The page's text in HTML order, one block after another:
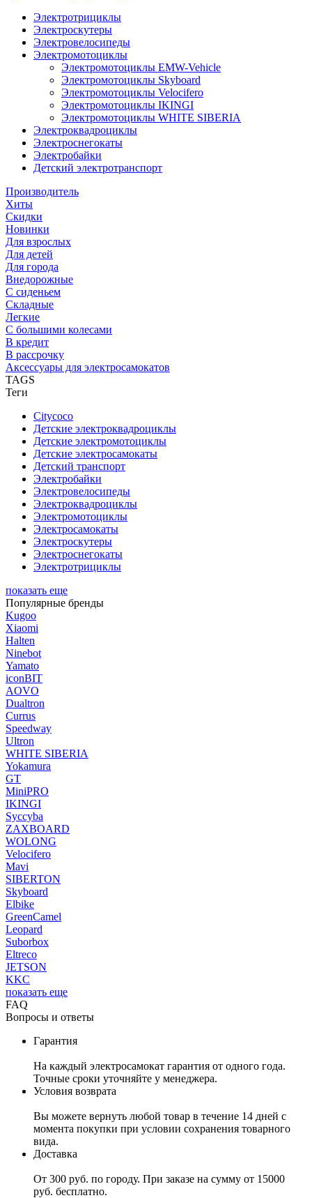
Электротрициклы
Электроскутеры
Электровелосипеды
Электромотоциклы
Электромотоциклы EMW-Vehicle
Электромотоциклы Skyboard
Электромотоциклы Velocifero
Электромотоциклы IKINGI
Электромотоциклы WHITE SIBERIA
Электроквадроциклы
Электроснегокаты
Электробайки
Детский электротранспорт
Производитель
Хиты
Скидки
Новинки
Для взрослых
Для детей
Для города
Внедорожные
С сиденьем
Складные
Легкие
С большими колесами
В кредит
В рассрочку
Аксессуары для электросамокатов
TAGS
Теги
Citycoco
Детские электроквадроциклы
Детские электромотоциклы
Детские электросамокаты
Детский транспорт
Электробайки
Электровелосипеды
Электроквадроциклы
Электромотоциклы
Электросамокаты
Электроскутеры
Электроснегокаты
Электротрициклы
показать еще
Популярные бренды
Kugoo
Xiaomi
Halten
Ninebot
Yamato
iconBIT
AOVO
Dualtron
Currus
Speedway
Ultron
WHITE SIBERIA
Yokamura
GT
MiniPRO
IKINGI
Syccyba
ZAXBOARD
WOLONG
Velocifero
Mavi
SIBERTON
Skyboard
Elbike
GreenCamel
Leopard
Suborbox
Eltreco
JETSON
KKC
показать еще
FAQ
Вопросы и ответы
Гарантия
На каждый электросамокат гарантия от одного года.
Точные сроки уточняйте у менеджера.
Условия возврата
Вы можете вернуть любой товар в течение 14 дней с
момента покупки при условии сохранения товарного
вида.
Доставка
От 300 руб. по городу. При заказе на сумму от 15000
руб. бесплатно.